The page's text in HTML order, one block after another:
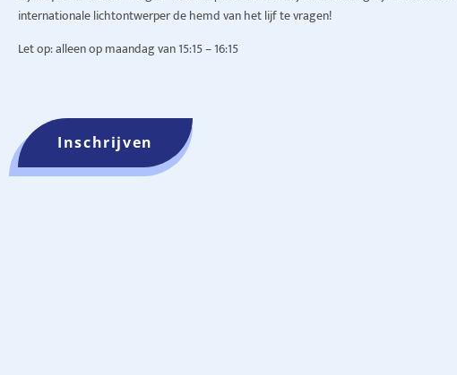
internationale lichtontwerper de hemd van het lijf te vragen!
Let op: alleen op maandag van 15:15 – 16:15
Inschrijven